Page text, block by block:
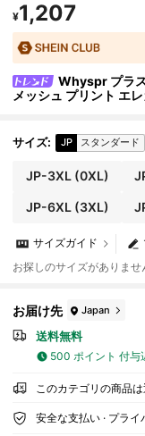
¥1,207
Whyspr プラ
メッシュ プリント エ
サイズ: JP スタンダード
JP-3XL(0XL)
JP-6XL(3XL)
サイズガイド
お探しのサイズがありま
お届け先 Japan
送料無料
500 ポイント 付与
このカテゴリの商品は
安全な支払い · プライ